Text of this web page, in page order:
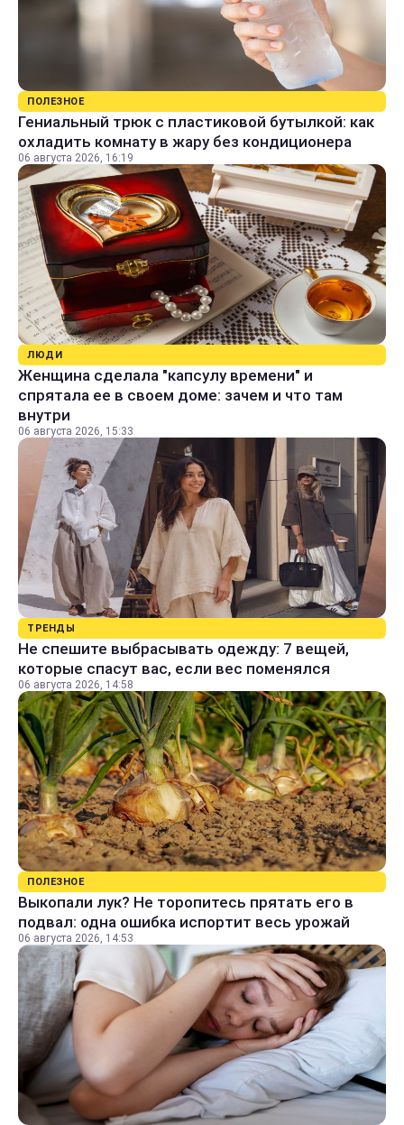
ПОЛЕЗНОЕ
Гениальный трюк с пластиковой бутылкой: как
охладить комнату в жару без кондиционера
06 августа 2026, 16:19
ЛЮДИ
Женщина сделала "капсулу времени" и
спрятала ее в своем доме: зачем и что там
внутри
06 августа 2026, 15:33
ТРЕНДЫ
Не спешите выбрасывать одежду: 7 вещей,
которые спасут вас, если вес поменялся
06 августа 2026, 14:58
ПОЛЕЗНОЕ
Выкопали лук? Не торопитесь прятать его в
подвал: одна ошибка испортит весь урожай
06 августа 2026, 14:53